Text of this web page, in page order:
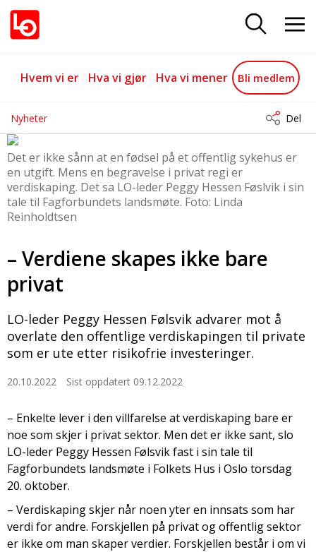
– Verdiene skapes ikke bare
Gå til hovedinnhold
Gå til navigasjon
Hvem vi er Hva vi gjør Hva vi mener Bli medlem
Nyheter Del
Det er ikke sånn at en fødsel på et offentlig sykehus er
en utgift. Mens en begravelse i privat regi er
verdiskaping. Det sa LO-leder Peggy Hessen Føslvik i sin
tale til Fagforbundets landsmøte. Foto: Linda
Reinholdtsen
– Verdiene skapes ikke bare
privat
LO-leder Peggy Hessen Følsvik advarer mot å
overlate den offentlige verdiskapingen til private
som er ute etter risikofrie investeringer.
20.10.2022 Sist oppdatert 09.12.2022
– Enkelte lever i den villfarelse at verdiskaping bare er
noe som skjer i privat sektor. Men det er ikke sant, slo
LO-leder Peggy Hessen Følsvik fast i sin tale til
Fagforbundets landsmøte i Folkets Hus i Oslo torsdag
20. oktober.
– Verdiskaping skjer når noen yter en innsats som har
verdi for andre. Forskjellen på privat og offentlig sektor
er ikke om man skaper verdier. Forskjellen består i om vi